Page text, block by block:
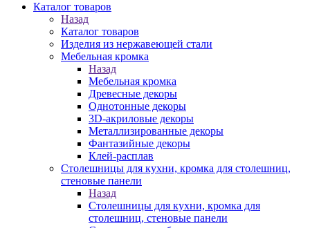
Каталог товаров
Назад
Каталог товаров
Изделия из нержавеющей стали
Мебельная кромка
Назад
Мебельная кромка
Древесные декоры
Однотонные декоры
3D-акриловые декоры
Металлизированные декоры
Фантазийные декоры
Клей-расплав
Столешницы для кухни, кромка для столешниц,
стеновые панели
Назад
Столешницы для кухни, кромка для
столешниц, стеновые панели